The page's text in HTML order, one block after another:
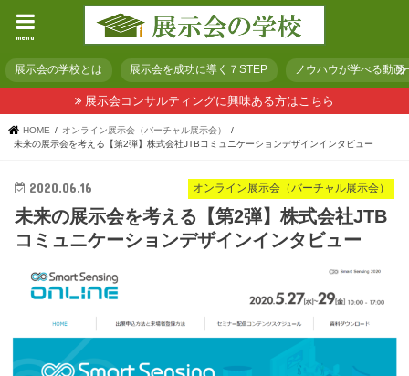
menu
展示会の学校とは 展示会を成功に導く７STEP ノウハウが学べる動画
展示会コンサルティングに興味ある方はこちら
HOME
オンライン展示会（バーチャル展示会）
未来の展示会を考える【第2弾】株式会社JTBコミュニケーションデザインインタビュー
オンライン展示会（バーチャル展示会）
2020.06.16
未来の展示会を考える【第2弾】株式会社JTB
コミュニケーションデザインインタビュー